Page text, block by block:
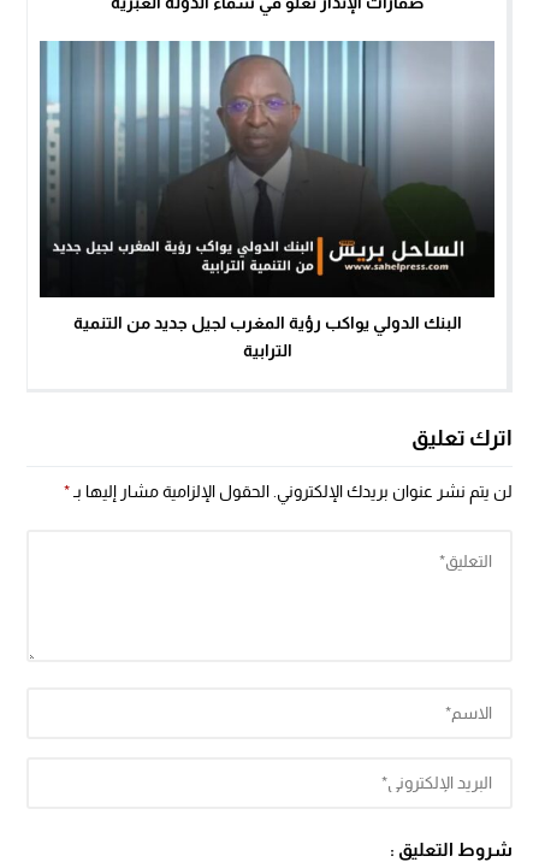
البنك الدولي يواكب رؤية المغرب لجيل جديد من التنمية
الترابية
اترك تعليق
لن يتم نشر عنوان بريدك الإلكتروني. الحقول الإلزامية مشار إليها بـ*
شروط التعليق :